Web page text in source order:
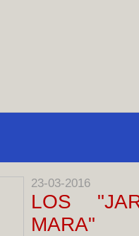
23-03-2016
LOS
MARA"